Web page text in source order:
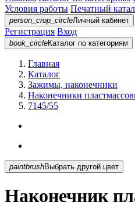
Условия работы Печатный
person_crop_circleЛичный кабинет
Регистрация Вход
book_circleКаталог по категориям
Главная
Каталог
Зажимы, наконечники
Наконечники
7145/55
paintbrush Выбрать другой цвет
Наконечник